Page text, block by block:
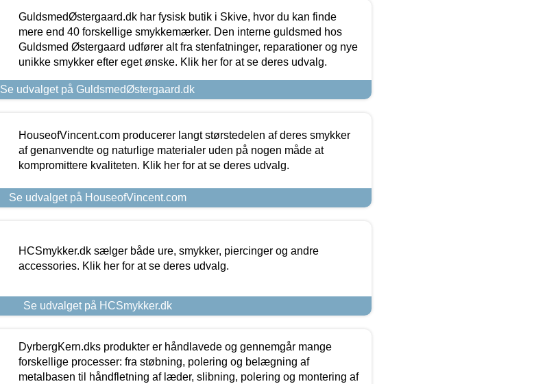
GuldsmedØstergaard.dk har fysisk butik i Skive, hvor du kan finde
mere end 40 forskellige smykkemærker. Den interne guldsmed hos
Guldsmed Østergaard udfører alt fra stenfatninger, reparationer og nye
unikke smykker efter eget ønske. Klik her for at se deres udvalg.
Se udvalget på GuldsmedØstergaard.dk
HouseofVincent.com producerer langt størstedelen af deres smykker
af genanvendte og naturlige materialer uden på nogen måde at
kompromittere kvaliteten. Klik her for at se deres udvalg.
Se udvalget på HouseofVincent.com
HCSmykker.dk sælger både ure, smykker, piercinger og andre
accessories. Klik her for at se deres udvalg.
Se udvalget på HCSmykker.dk
DyrbergKern.dks produkter er håndlavede og gennemgår mange
forskellige processer: fra støbning, polering og belægning af
metalbasen til håndfletning af læder, slibning, polering og montering af